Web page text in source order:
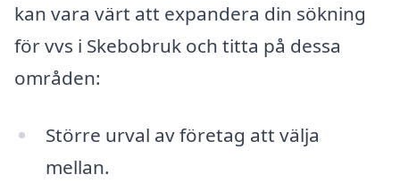
kan vara värt att expandera din sökning
för vvs i Skebobruk och titta på dessa
områden:
Större urval av företag att välja
mellan.